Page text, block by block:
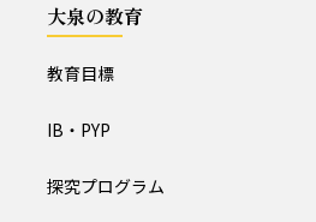
大泉の教育
教育目標
IB・PYP
探究プログラム